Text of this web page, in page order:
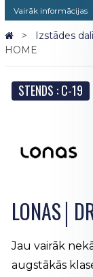
Vairāk informācijas
Izstādes
HOME
STENDS : C-19
Jau vairāk
augstākās